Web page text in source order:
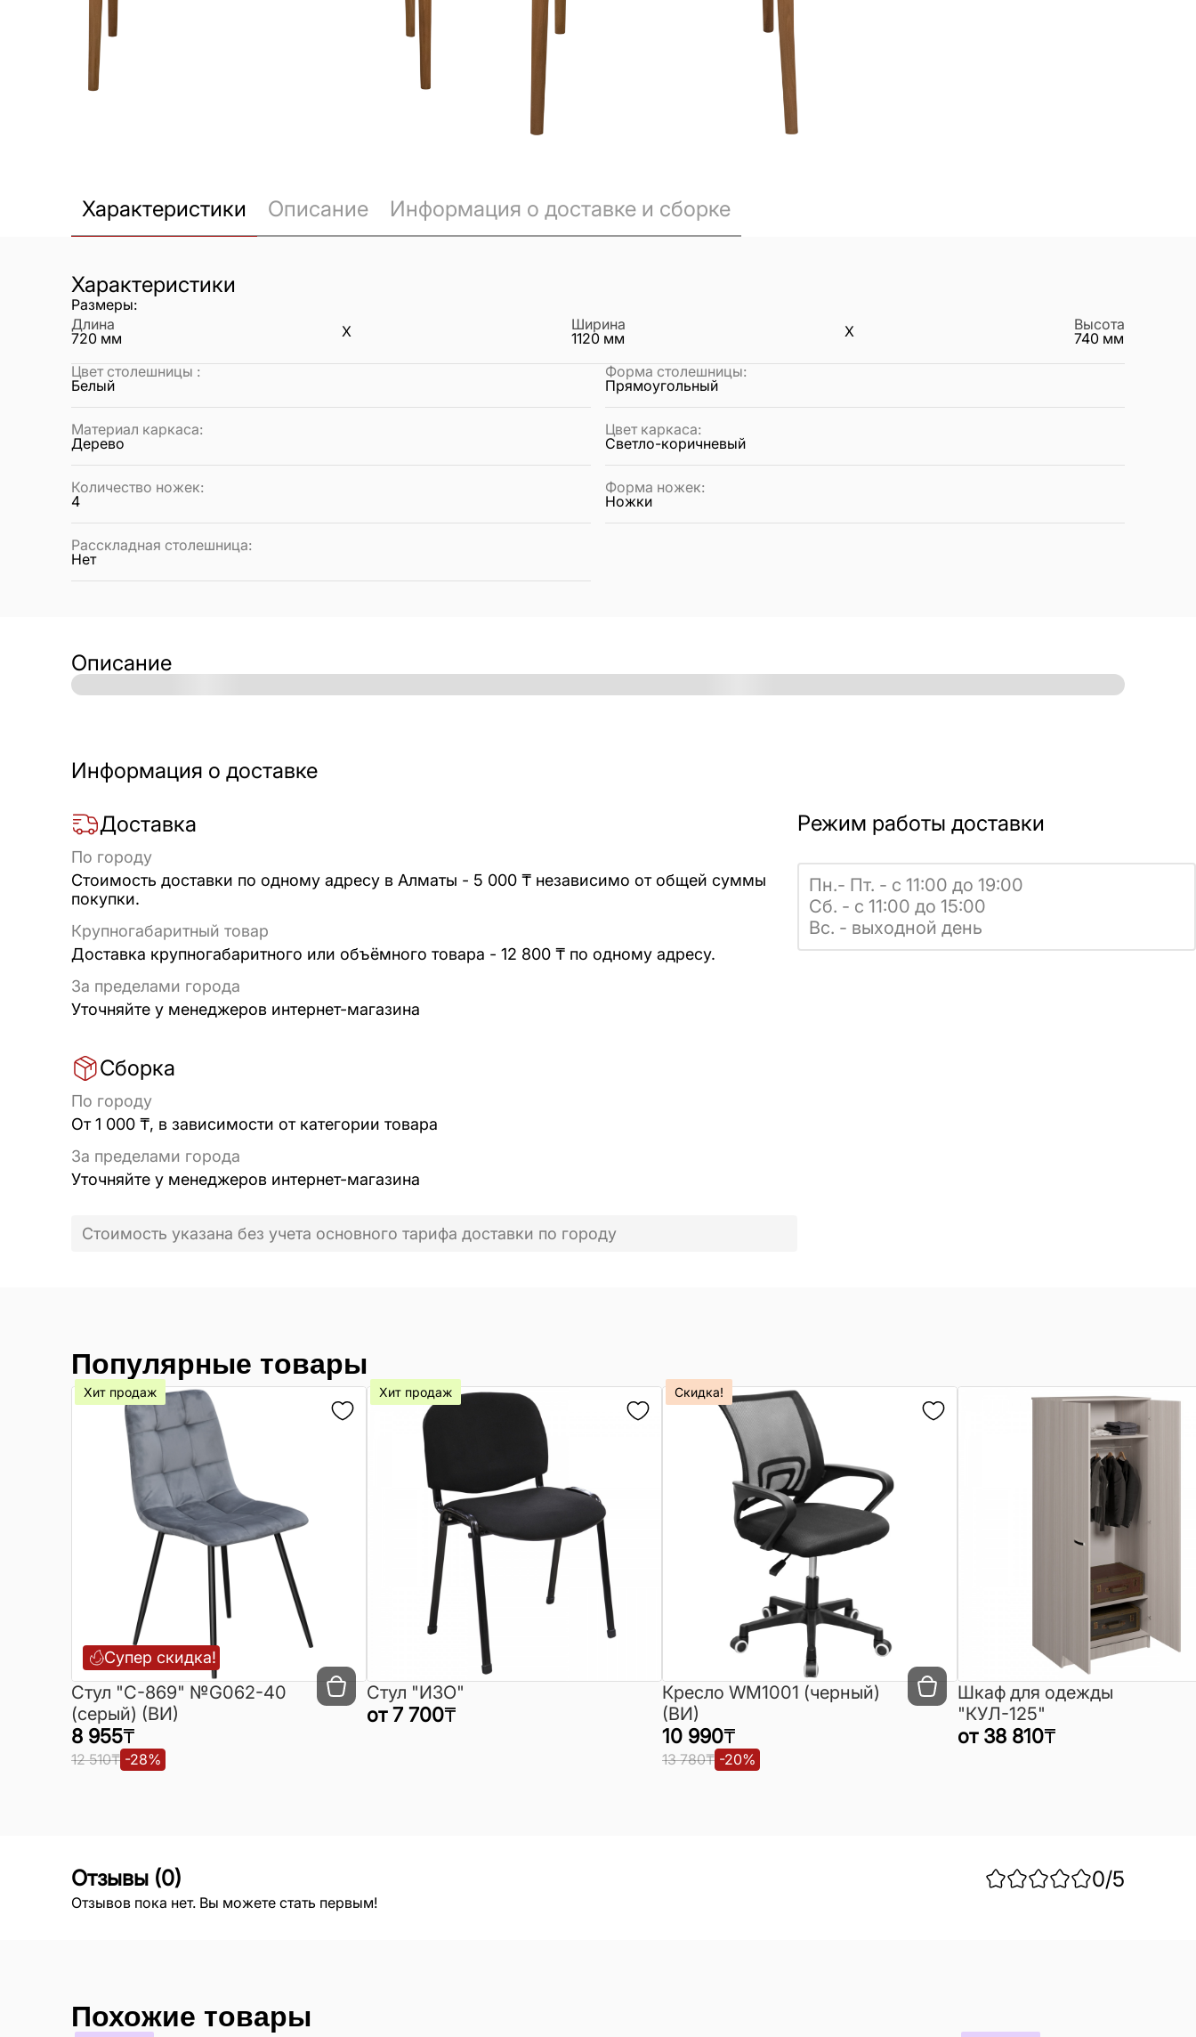
Характеристики Описание Информация о доставке и сборке
Характеристики
Размеры:
Длина
720 мм X
Ширина
1120 мм X
Высота
740 мм
Цвет столешницы :
Белый
Форма столешницы:
Прямоугольный
Материал каркаса:
Дерево
Цвет каркаса:
Светло-коричневый
Количество ножек:
4
Форма ножек:
Ножки
Расскладная столешница:
Нет
Описание
Информация о доставке
Доставка
По городу
Стоимость доставки по одному адресу в Алматы - 5 000 ₸ независимо от общей суммы
покупки.
Крупногабаритный товар
Доставка крупногабаритного или объёмного товара - 12 800 ₸ по одному адресу.
За пределами города
Уточняйте у менеджеров интернет-магазина
Сборка
По городу
От 1 000 ₸, в зависимости от категории товара
За пределами города
Уточняйте у менеджеров интернет-магазина
Стоимость указана без учета основного тарифа доставки по городу
Режим работы доставки
Пн.- Пт. - с 11:00 до 19:00
Сб. - с 11:00 до 15:00
Вс. - выходной день
Популярные товары
Супер скидка!
Хит продаж
Cтул "C-869" №G062-40
(серый) (ВИ)
8 955₸
12 510₸ -28%
Хит продаж
Стул "ИЗО"
от 7 700₸
Скидка!
Кресло WM1001 (черный)
(ВИ)
10 990₸
13 780₸ -20%
Шкаф для одежды
"КУЛ-125"
от 38 810₸
Отзывы (0) 0/5
Отзывов пока нет. Вы можете стать первым!
Похожие товары